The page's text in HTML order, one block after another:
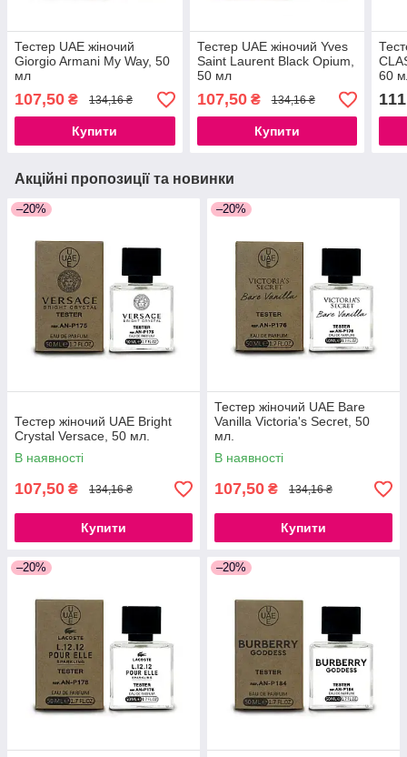
Тестер UAE жіночий
Giorgio Armani My Way, 50
мл
107,50 ₴ 134,16 ₴
Купити
Тестер UAE жіночий Yves
Saint Laurent Black Opium,
50 мл
107,50₴ 134,16 ₴
Купити
60
Акційні пропозиції та новинки
–20%
Тестер жіночий UAE Bright
Crystal Versace, 50 мл.
В наявності
107,50 ₴ 134,16 ₴
Купити
–20%
Тестер жіночий UAE Bare
Vanilla Victoria's Secret, 50
мл.
В наявності
107,50 ₴ 134,16 ₴
Купити
–20% –20%